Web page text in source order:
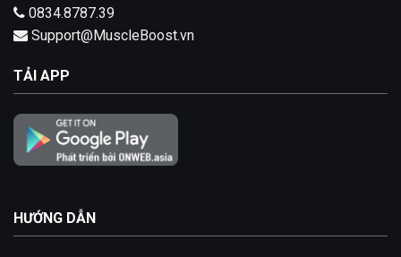
0834.8787.39
Support@MuscleBoost.vn
TẢI APP
HƯỚNG DẪN